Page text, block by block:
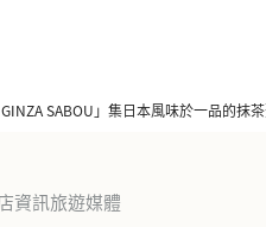
GINZA SABOU」集日本風味於一品的抹
資訊旅遊媒體